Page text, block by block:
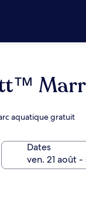
aquatique gratuit
Dates